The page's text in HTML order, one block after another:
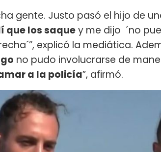
gente. Justo pasó el hijo de
que los saquey me dijo ´no
explicó la mediática.
no pudo involucrarse de
a la policía”, afirmó.